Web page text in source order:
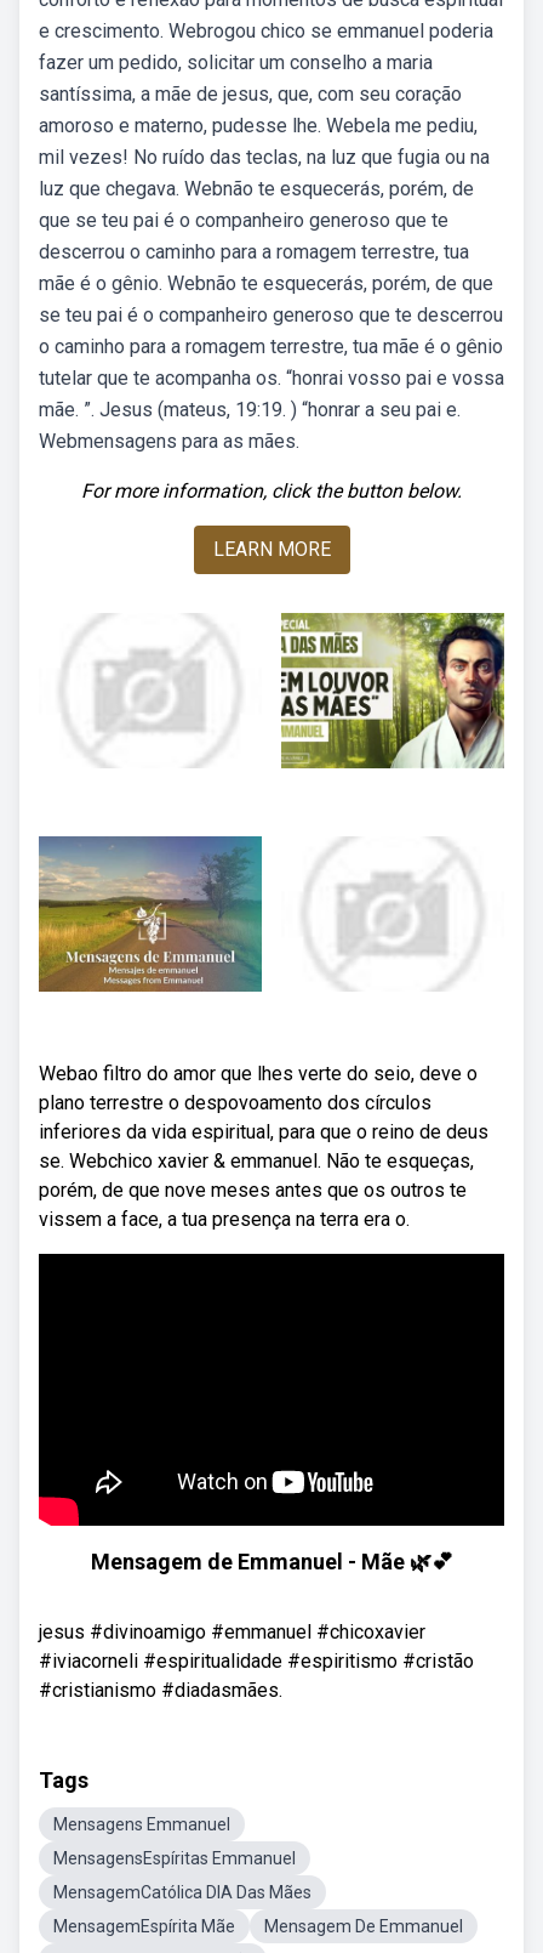
e crescimento. Webrogou chico se emmanuel poderia
fazer um pedido, solicitar um conselho a maria
santíssima, a mãe de jesus, que, com seu coração
amoroso e materno, pudesse lhe. Webela me pediu,
mil vezes! No ruído das teclas, na luz que fugia ou na
luz que chegava. Webnão te esquecerás, porém, de
que se teu pai é o companheiro generoso que te
descerrou o caminho para a romagem terrestre, tua
mãe é o gênio. Webnão te esquecerás, porém, de que
se teu pai é o companheiro generoso que te descerrou
o caminho para a romagem terrestre, tua mãe é o gênio
tutelar que te acompanha os. “honrai vosso pai e vossa
mãe. ”. Jesus (mateus, 19:19. ) “honrar a seu pai e.
Webmensagens para as mães.
For more information, click the button below.
LEARN MORE
Webao filtro do amor que lhes verte do seio, deve o
plano terrestre o despovoamento dos círculos
inferiores da vida espiritual, para que o reino de deus
se. Webchico xavier & emmanuel. Não te esqueças,
porém, de que nove meses antes que os outros te
vissem a face, a tua presença na terra era o.
Mensagem de Emmanuel - Mãe 🌿💕
jesus #divinoamigo #emmanuel #chicoxavier
#iviacorneli #espiritualidade #espiritismo #cristão
#cristianismo #diadasmães.
Tags
Mensagens Emmanuel
MensagensEspíritas Emmanuel
MensagemCatólica DIA Das Mães
MensagemEspírita Mãe
Mensagem De Emmanuel